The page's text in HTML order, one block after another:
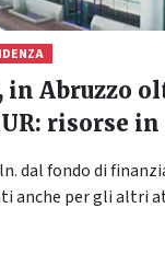
Abruzzo
risorse in
dal fondo di
anche per gli altri